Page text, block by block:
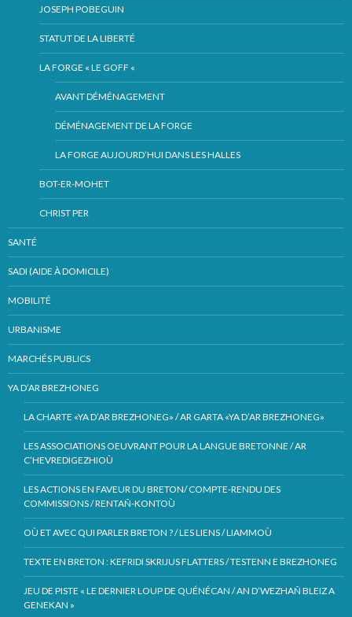
JOSEPH POBEGUIN
STATUT DE LA LIBERTÉ
LA FORGE « LE GOFF «
AVANT DÉMÉNAGEMENT
DÉMÉNAGEMENT DE LA FORGE
LA FORGE AUJOURD’HUI DANS LES HALLES
BOT-ER-MOHET
CHRIST PER
SANTÉ
SADI (AIDE À DOMICILE)
MOBILITÉ
URBANISME
MARCHÉS PUBLICS
YA D’AR BREZHONEG
LA CHARTE «YA D’AR BREZHONEG» / AR GARTA «YA D’AR BREZHONEG»
LES ASSOCIATIONS OEUVRANT POUR LA LANGUE BRETONNE / AR
C’HEVREDIGEZHIOÙ
LES ACTIONS EN FAVEUR DU BRETON/ COMPTE-RENDU DES
COMMISSIONS / RENTAÑ-KONTOÙ
OÙ ET AVEC QUI PARLER BRETON ? / LES LIENS / LIAMMOÙ
TEXTE EN BRETON : KEFRIDI SKRIJUS FLATTERS / TESTENN E BREZHONEG
JEU DE PISTE « LE DERNIER LOUP DE QUÉNÉCAN / AN D’WEZHAÑ BLEIZ A
GENEKAN »